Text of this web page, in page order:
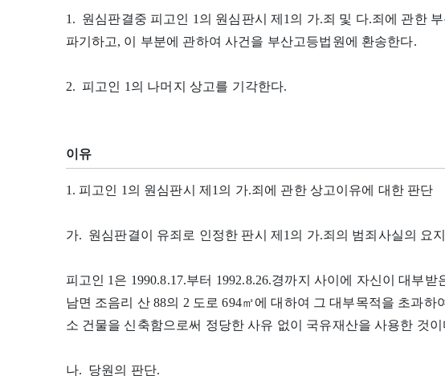
1. 원심판결중 피고인 1의 원심판시 제1의 가.죄 및 다.죄에 관한
파기하고, 이 부분에 관하여 사건을 부산고등법원에 환송한다.
2. 피고인 1의 나머지 상고를 기각한다.
이유
1. 피고인 1의 원심판시 제1의 가.죄에 관한 상고이유에 대한 판단
가. 원심판결이 유죄로 인정한 판시 제1의 가.죄의 범죄사실의 요지
피고인 1은 1990.8.17.부터 1992.8.26.경까지 사이에 자신이 대부
남면 조음리 산 88의 2 도로 694㎡에 대하여 그 대부목적을 초과하
소 건물을 신축함으로써 정당한 사유 없이 국유재산을 사용한 것이
나. 당원의 판단.